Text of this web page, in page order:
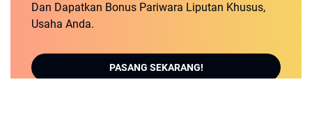
Dan Dapatkan Bonus Pariwara Liputan Khusus,
Usaha Anda.
PASANG SEKARANG!